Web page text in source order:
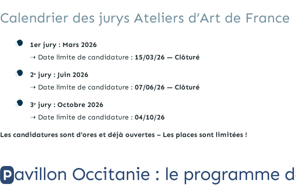
Calendrier des jurys Ateliers d’Art de France
1er jury : Mars 2026
➝ Date limite de candidature : 15/03/26 — Clôturé
2ᵉ jury : Juin 2026
➝ Date limite de candidature : 07/06/26 — Clôturé
3ᵉ jury : Octobre 2026
➝ Date limite de candidature : 04/10/26
Les candidatures sont d’ores et déjà ouvertes – Les places sont limitées !
Pavillon Occitanie : le programme